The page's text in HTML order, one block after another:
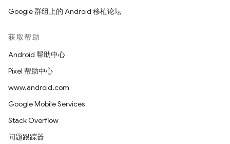
Google 群组上的 Android 移植论坛
获取帮助
Android 帮助中心
Pixel 帮助中心
www.android.com
Google Mobile Services
Stack Overflow
问题跟踪器